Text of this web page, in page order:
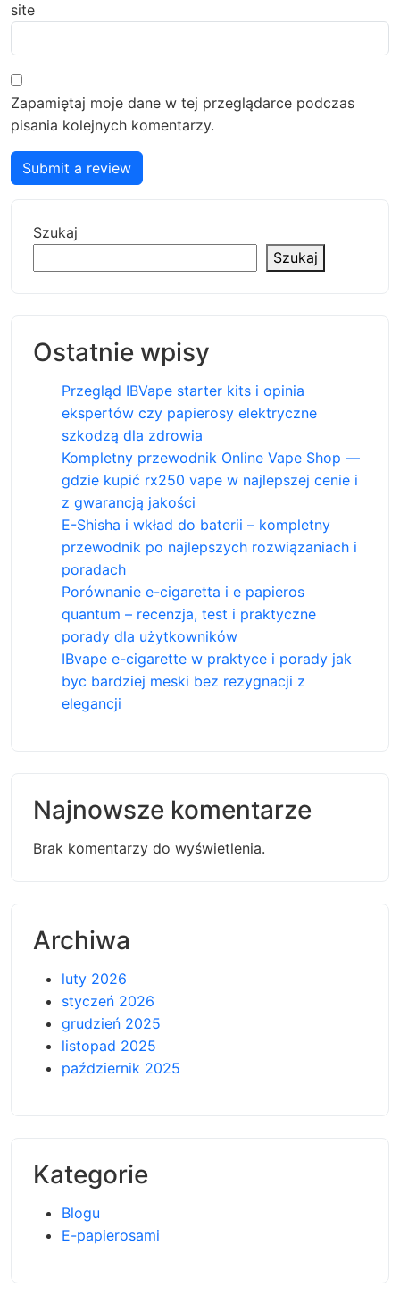
site
Zapamiętaj moje dane w tej przeglądarce podczas
pisania kolejnych komentarzy.
Submit a review
Szukaj
Szukaj
Ostatnie wpisy
Przegląd IBVape starter kits i opinia
ekspertów czy papierosy elektryczne
szkodzą dla zdrowia
Kompletny przewodnik Online Vape Shop —
gdzie kupić rx250 vape w najlepszej cenie i
z gwarancją jakości
E-Shisha i wkład do baterii – kompletny
przewodnik po najlepszych rozwiązaniach i
poradach
Porównanie e-cigaretta i e papieros
quantum – recenzja, test i praktyczne
porady dla użytkowników
IBvape e-cigarette w praktyce i porady jak
byc bardziej meski bez rezygnacji z
elegancji
Najnowsze komentarze
Brak komentarzy do wyświetlenia.
Archiwa
luty 2026
styczeń 2026
grudzień 2025
listopad 2025
październik 2025
Kategorie
Blogu
E-papierosami